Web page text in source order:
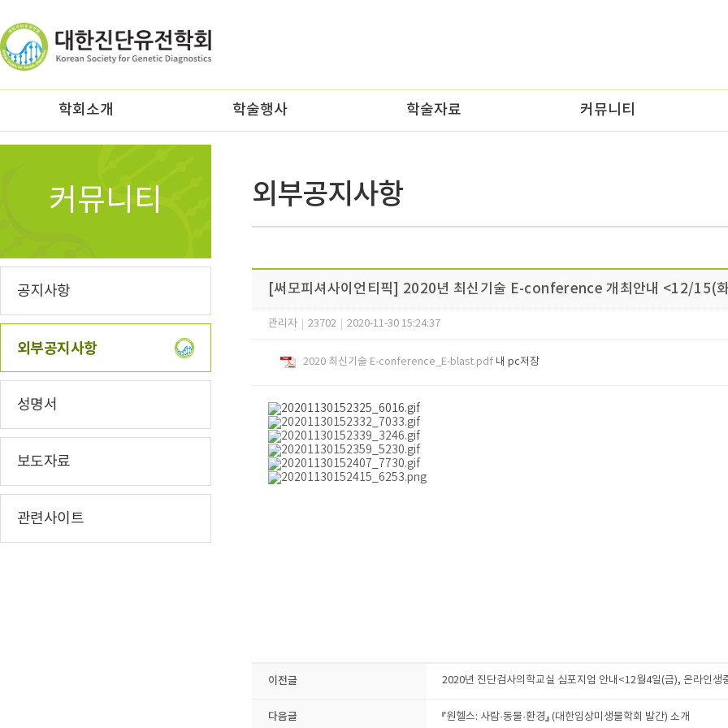
학회소개 학술행사 학술자료 커뮤니티
커뮤니티
공지사항
외부공지사항
성명서
보도자료
관련사이트
외부공지사항
[써모피셔사이언티픽] 2020년 최신기술 E-conference 개최안내 <12/15(
관리자 23702 2020-11-30 15:24:37
2020 최신기술 E-conference_E-blast.pdf 내 pc저장
이전글 2020년 진단검사의학교실 심포지엄 안내<12월4일(금), 온라인생
다음글 『원헬스: 사람·동물·환경』 (대한임상미생물학회 발간) 소개